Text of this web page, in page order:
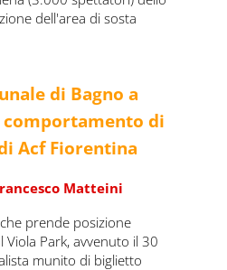
dell'area di sosta
di Bagno a
di
Acf Fiorentina
Matteini
prende posizione
Park, avvenuto il 30
munito di biglietto